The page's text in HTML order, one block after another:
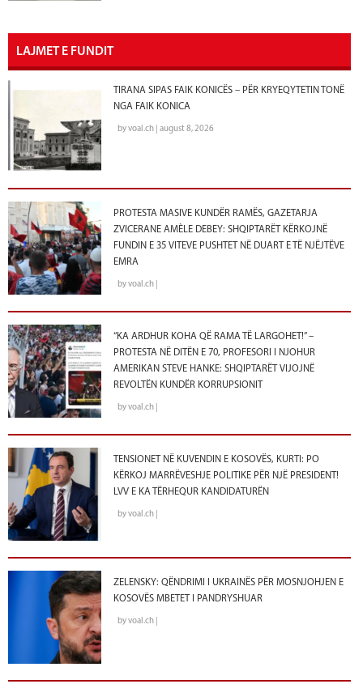
LAJMET E FUNDIT
TIRANA SIPAS FAIK KONICËS – PËR KRYEQYTETIN TONË
NGA FAIK KONICA
by voal.ch | august 8, 2026
PROTESTA MASIVE KUNDËR RAMËS, GAZETARJA
ZVICERANE AMÈLE DEBEY: SHQIPTARËT KËRKOJNË
FUNDIN E 35 VITEVE PUSHTET NË DUART E TË NJËJTËVE
EMRA
by voal.ch |
“KA ARDHUR KOHA QË RAMA TË LARGOHET!” –
PROTESTA NË DITËN E 70, PROFESORI I NJOHUR
AMERIKAN STEVE HANKE: SHQIPTARËT VIJOJNË
REVOLTËN KUNDËR KORRUPSIONIT
by voal.ch |
TENSIONET NË KUVENDIN E KOSOVËS, KURTI: PO
KËRKOJ MARRËVESHJE POLITIKE PËR NJË PRESIDENT!
LVV E KA TËRHEQUR KANDIDATURËN
by voal.ch |
ZELENSKY: QËNDRIMI I UKRAINËS PËR MOSNJOHJEN E
KOSOVËS MBETET I PANDRYSHUAR
by voal.ch |